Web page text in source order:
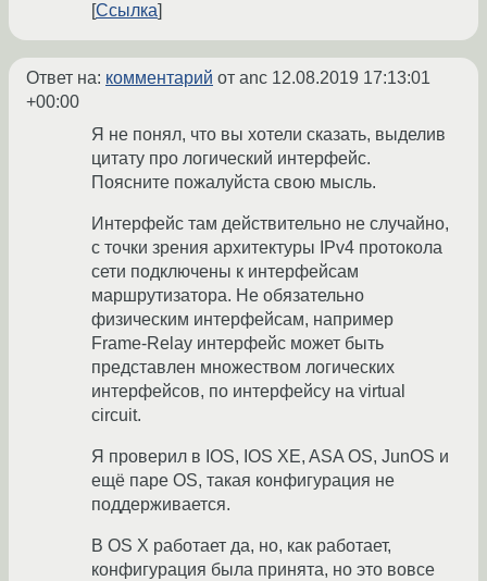
Ссылка
Ответ на: комментарий от anc 12.08.2019 17:13:01
+00:00
Я не понял, что вы хотели сказать, выделив
цитату про логический интерфейс.
Поясните пожалуйста свою мысль.
Интерфейс там действительно не случайно,
с точки зрения архитектуры IPv4 протокола
сети подключены к интерфейсам
маршрутизатора. Не обязательно
физическим интерфейсам, например
Frame-Relay интерфейс может быть
представлен множеством логических
интерфейсов, по интерфейсу на virtual
circuit.
Я проверил в IOS, IOS XE, ASA OS, JunOS и
ещё паре OS, такая конфигурация не
поддерживается.
В OS X работает да, но, как работает,
конфигурация была принята, но это вовсе